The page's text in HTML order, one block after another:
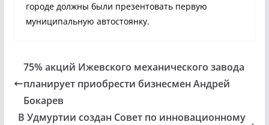
городе должны были презентовать первую
муниципальную автостоянку.
75% акций Ижевского механического завода
планирует приобрести бизнесмен Андрей
Бокарев
В Удмуртии создан Совет по инновационному